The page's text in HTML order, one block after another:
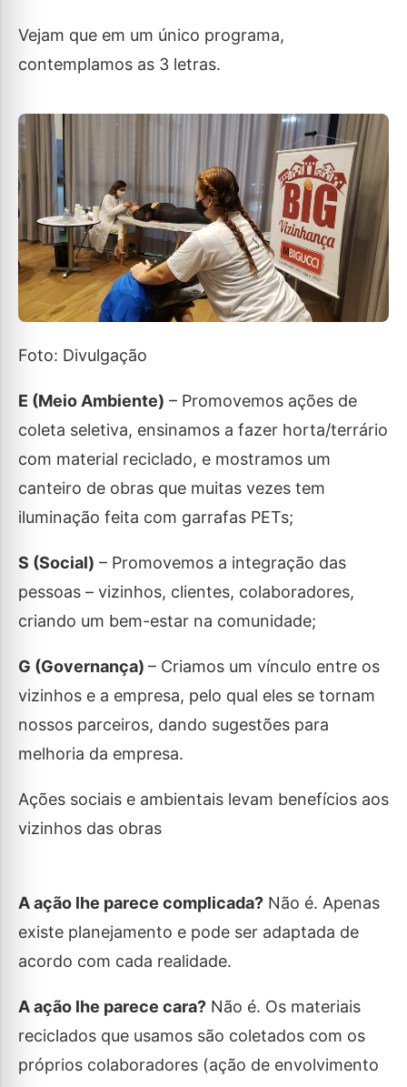
Vejam que em um único programa,
contemplamos as 3 letras.
Foto: Divulgação
E (Meio Ambiente) – Promovemos ações de
coleta seletiva, ensinamos a fazer horta/terrário
com material reciclado, e mostramos um
canteiro de obras que muitas vezes tem
iluminação feita com garrafas PETs;
S (Social) – Promovemos a integração das
pessoas – vizinhos, clientes, colaboradores,
criando um bem-estar na comunidade;
G (Governança) – Criamos um vínculo entre os
vizinhos e a empresa, pelo qual eles se tornam
nossos parceiros, dando sugestões para
melhoria da empresa.
Ações sociais e ambientais levam benefícios aos
vizinhos das obras
A ação lhe parece complicada? Não é. Apenas
existe planejamento e pode ser adaptada de
acordo com cada realidade.
A ação lhe parece cara? Não é. Os materiais
reciclados que usamos são coletados com os
próprios colaboradores (ação de envolvimento